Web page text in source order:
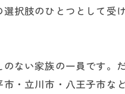
択肢のひとつとして
ない家族の一員です
・立川市・八王子市